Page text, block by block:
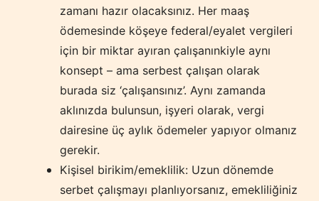
zamanı hazır olacaksınız. Her maaş
ödemesinde köşeye federal/eyalet vergileri
için bir miktar ayıran çalışanınkiyle aynı
konsept – ama serbest çalışan olarak
burada siz ‘çalışansınız’. Aynı zamanda
aklınızda bulunsun, işyeri olarak, vergi
dairesine üç aylık ödemeler yapıyor olmanız
gerekir.
Kişisel birikim/emeklilik: Uzun dönemde
serbet çalışmayı planlıyorsanız, emekliliğiniz